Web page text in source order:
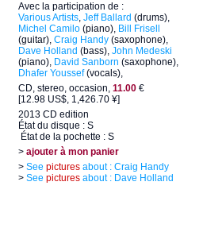
Avec la participation de :
Various Artists, Jeff Ballard (drums),
Michel Camilo (piano), Bill Frisell
(guitar), Craig Handy (saxophone),
Dave Holland (bass), John Medeski
(piano), David Sanborn (saxophone),
Dhafer Youssef(vocals),
CD, stereo, occasion, 11.00 €
[12.98 US$, 1,426.70 ¥]
2013 CD edition
État du disque : S
État de la pochette : S
> ajouter à mon panier
> See pictures about : Craig Handy
> See pictures about : Dave Holland